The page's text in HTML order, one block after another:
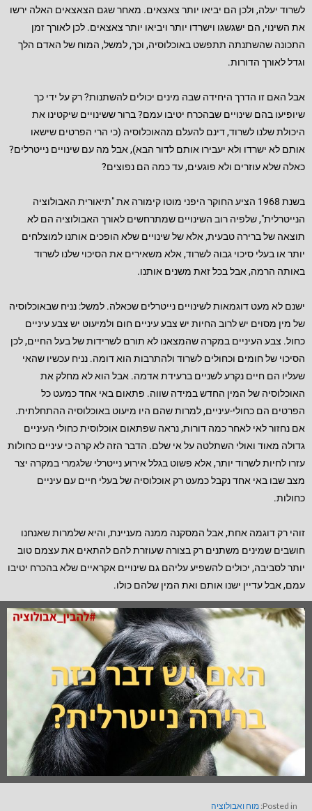
לשרוד יעלה, ולכן הם יביאו יותר צאצאים. מאחר שגם הצאצאים האלה ירשו
את השינוי, הם ישגשגו וישרדו יותר ויביאו יותר צאצאים. לכן לאורך זמן
התכונה שהשתנתה תתפשט באוכלוסיה, וכך, למשל, המוח של האדם הלך
וגדל לאורך הדורות.
אבל האם זו הדרך היחידה שבה מינים יכולים להשתנות? רק על ידי כך
שיופיעו בהם שינויים שבהכרח יטיבו עמם? ברור ששינויים שיקטינו את
היכולת שלנו לשרוד, דינם להעלם מהאוכלוסיה (כי הרי הפרטים שישאו
אותם לא ישרדו ולא יעבירו אותם לדור הבא), אבל מה עם שינויים נייטרלים?
כאלה שלא עוזרים ולא פוגעים, עד כמה הם נפוצים?
בשנת 1968 הציע החוקר היפני מוטו קימורה את "תיאורית האבולוציה
הנייטרלית", שלפיה רוב השינויים שמתרחשים לאורך האבולוציה הם לא
תוצאה של ברירה טבעית, אלא של שינויים שלא הופכים אותנו למוצלחים
יותר או בעלי סיכוי גבוה לשרוד, אלא משאירים את הסיכוי שלנו לשרוד
באותה הרמה, אבל בכל זאת משנים אותנו.
ישנם לא מעט דוגמאות לשינויים נייטרלים שכאלה. למשל: נניח שבאוכלוסיה
של מין מסוים יש לרוב החיות יש צבע עיניים חום ולמיעוט יש צבע עיניים
כחול. צבע העיניים במקרה שהמצאנו לא תורם לשרידות של בעל החיים, לכן
הסיכוי של חומים וכחולים לשרוד ולהתרבות הוא דומה. נניח עכשיו שהאי
שעליו הם חיים נקרע לשניים ברעידת אדמה. אבל הוא לא מחלק את
האוכלוסיה של המין החדש במידה שווה. פתאום באי אחד כמעט כל
הפרטים הם כחולי-עיניים, למרות שהם היו מיעוט באוכלוסיה ההתחלתית.
אם נחזור לאי לאחר כמה דורות, נראה שפתאום אוכלוסית כחולי העיניים
גדולה מאוד ואולי השתלטה על אי שלם. הדבר הזה לא קרה כי עיניים כחולות
עזרו לחיות לשרוד יותר, אלא פשוט בגלל אירוע נייטרלי שלגמרי במקרה יצר
מצב שבו באי אחד נקבל כמעט רק אוכלוסיה של בעלי חיים עם עיניים
כחולות.
זוהי רק דוגמה אחת, אבל המסקנה ממנה מעניינת, והיא שלמרות שאנחנו
חושבים שמינים משתנים רק בצורה שעוזרת להם להתאים את עצמם טוב
יותר לסביבה, יכולים להשפיע עליהם גם שינויים אקראיים שלא בהכרח יטיבו
עמם, אבל עדיין ישנו אותם ואת המין שלהם כולו.
Posted in: מוח ואבולוציה